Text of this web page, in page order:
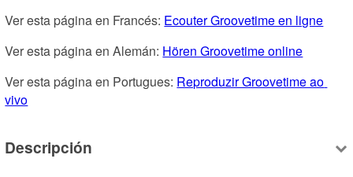
Ver esta página en Francés: Ecouter Groovetime en ligne
Ver esta página en Alemán: Hören Groovetime online
Ver esta página en Portugues: Reproduzir Groovetime ao
vivo
Descripción